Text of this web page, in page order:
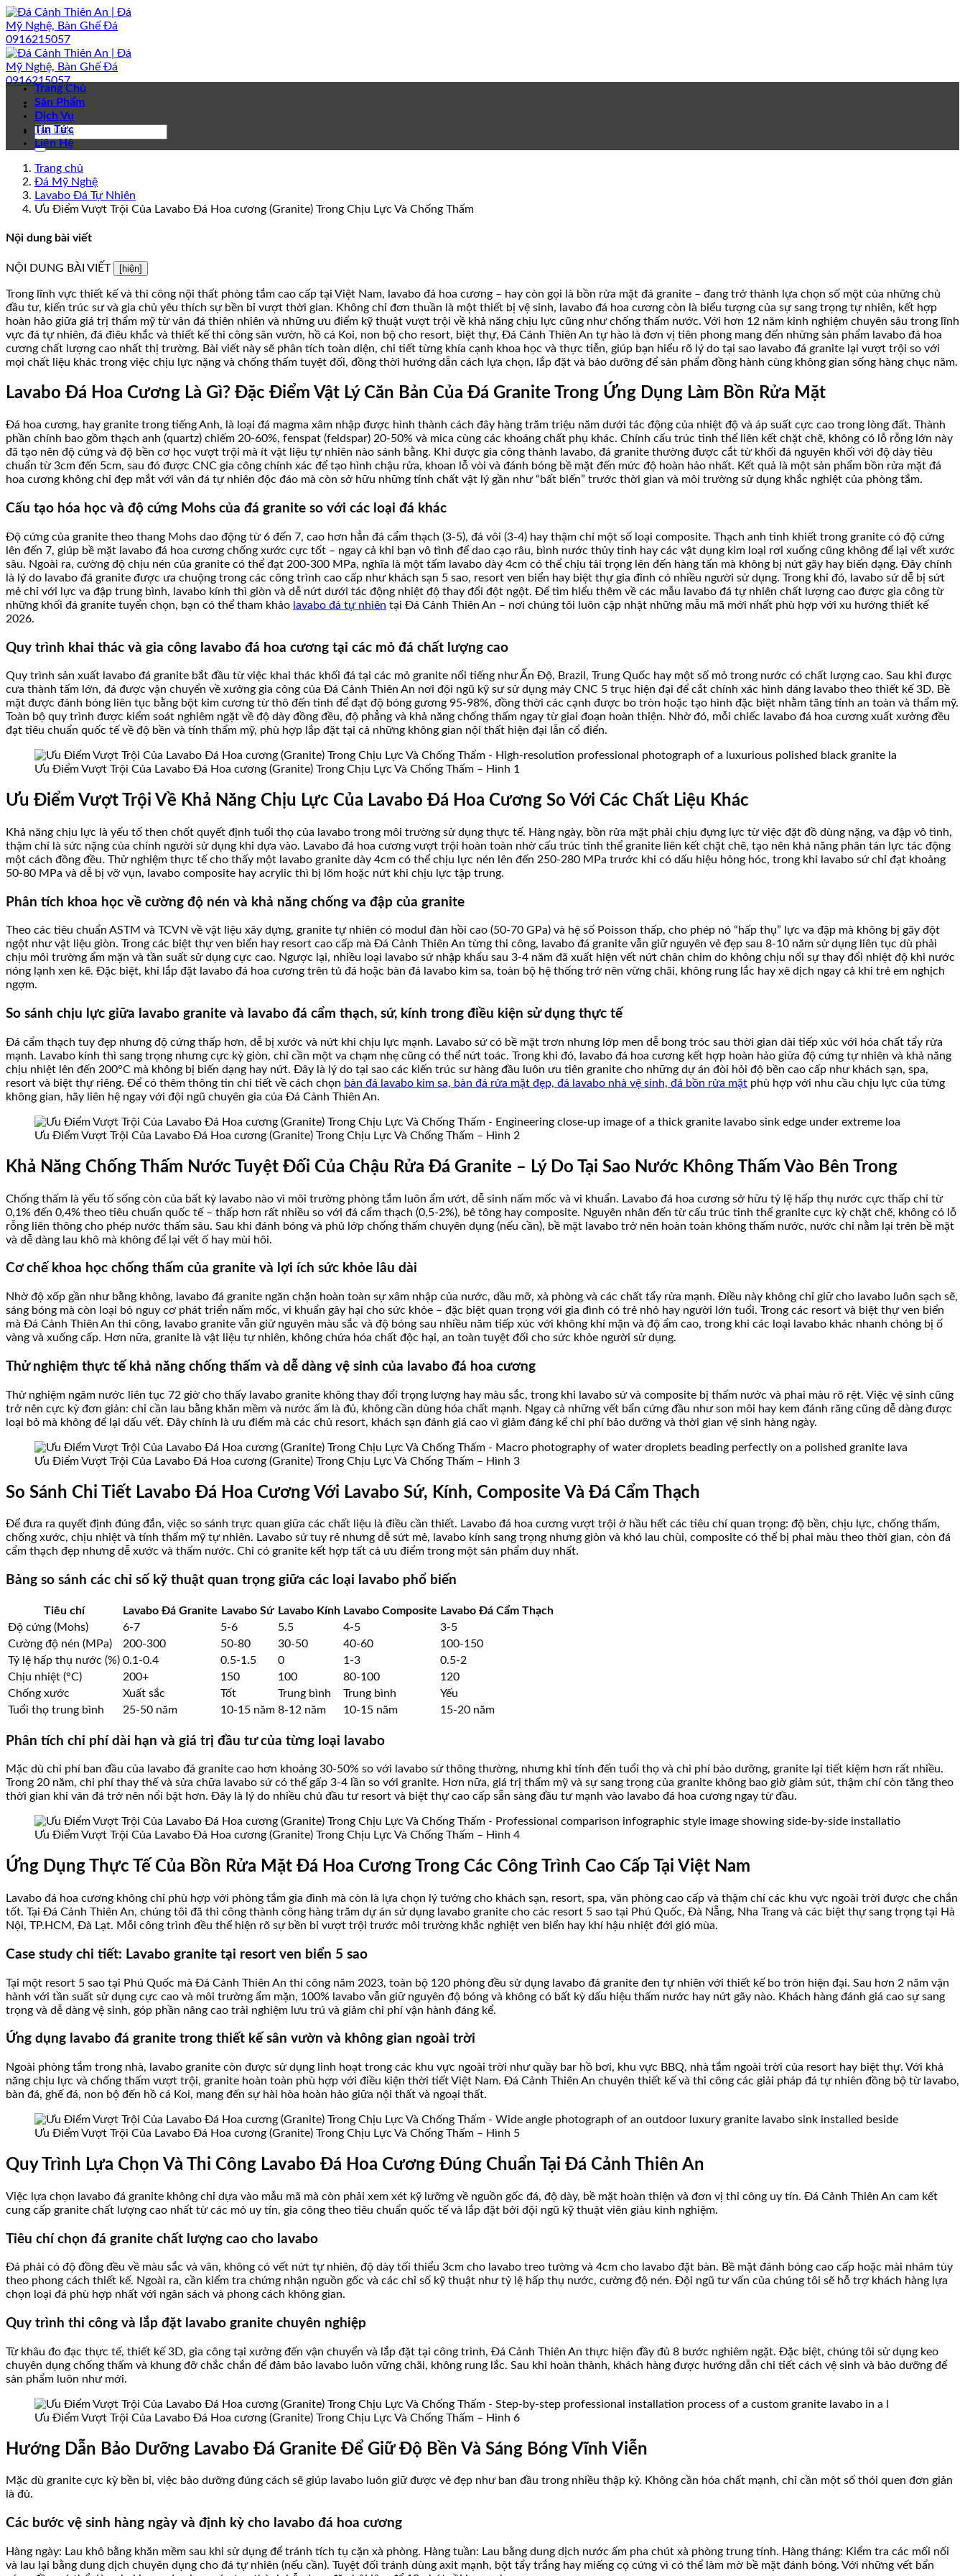
Bỏ
qua
nội
dung
Trang Chủ
Sản Phẩm
Dịch Vụ
Tin Tức
Liên Hệ
Trang chủ
Đá Mỹ Nghệ
Lavabo Đá Tự Nhiên
Ưu Điểm Vượt Trội Của Lavabo Đá Hoa cương (Granite) Trong Chịu Lực Và Chống Thấm
Nội dung bài viết
NỘI DUNG BÀI VIẾT [hiện]
Trong lĩnh vực thiết kế và thi công nội thất phòng tắm cao cấp tại Việt Nam, lavabo đá hoa cương – hay còn gọi là bồn rửa mặt đá granite – đang trở thành lựa chọn số một của những chủ
đầu tư, kiến trúc sư và gia chủ yêu thích sự bền bỉ vượt thời gian. Không chỉ đơn thuần là một thiết bị vệ sinh, lavabo đá hoa cương còn là biểu tượng của sự sang trọng tự nhiên, kết hợp
hoàn hảo giữa giá trị thẩm mỹ từ vân đá thiên nhiên và những ưu điểm kỹ thuật vượt trội về khả năng chịu lực cũng như chống thấm nước. Với hơn 12 năm kinh nghiệm chuyên sâu trong lĩnh
vực đá tự nhiên, đá điêu khắc và thiết kế thi công sân vườn, hồ cá Koi, non bộ cho resort, biệt thự, Đá Cảnh Thiên An tự hào là đơn vị tiên phong mang đến những sản phẩm lavabo đá hoa
cương chất lượng cao nhất thị trường. Bài viết này sẽ phân tích toàn diện, chi tiết từng khía cạnh khoa học và thực tiễn, giúp bạn hiểu rõ lý do tại sao lavabo đá granite lại vượt trội so với
mọi chất liệu khác trong việc chịu lực nặng và chống thấm tuyệt đối, đồng thời hướng dẫn cách lựa chọn, lắp đặt và bảo dưỡng để sản phẩm đồng hành cùng không gian sống hàng chục năm.
Lavabo Đá Hoa Cương Là Gì? Đặc Điểm Vật Lý Căn Bản Của Đá Granite Trong Ứng Dụng Làm Bồn Rửa Mặt
Đá hoa cương, hay granite trong tiếng Anh, là loại đá magma xâm nhập được hình thành cách đây hàng trăm triệu năm dưới tác động của nhiệt độ và áp suất cực cao trong lòng đất. Thành
phần chính bao gồm thạch anh (quartz) chiếm 20-60%, fenspat (feldspar) 20-50% và mica cùng các khoáng chất phụ khác. Chính cấu trúc tinh thể liên kết chặt chẽ, không có lỗ rỗng lớn này
đã tạo nên độ cứng và độ bền cơ học vượt trội mà ít vật liệu tự nhiên nào sánh bằng. Khi được gia công thành lavabo, đá granite thường được cắt từ khối đá nguyên khối với độ dày tiêu
chuẩn từ 3cm đến 5cm, sau đó được CNC gia công chính xác để tạo hình chậu rửa, khoan lỗ vòi và đánh bóng bề mặt đến mức độ hoàn hảo nhất. Kết quả là một sản phẩm bồn rửa mặt đá
hoa cương không chỉ đẹp mắt với vân đá tự nhiên độc đáo mà còn sở hữu những tính chất vật lý gần như “bất biến” trước thời gian và môi trường sử dụng khắc nghiệt của phòng tắm.
Cấu tạo hóa học và độ cứng Mohs của đá granite so với các loại đá khác
Độ cứng của granite theo thang Mohs dao động từ 6 đến 7, cao hơn hẳn đá cẩm thạch (3-5), đá vôi (3-4) hay thậm chí một số loại composite. Thạch anh tinh khiết trong granite có độ cứng
lên đến 7, giúp bề mặt lavabo đá hoa cương chống xước cực tốt – ngay cả khi bạn vô tình để dao cạo râu, bình nước thủy tinh hay các vật dụng kim loại rơi xuống cũng không để lại vết xước
sâu. Ngoài ra, cường độ chịu nén của granite có thể đạt 200-300 MPa, nghĩa là một tấm lavabo dày 4cm có thể chịu tải trọng lên đến hàng tấn mà không bị nứt gãy hay biến dạng. Đây chính
là lý do lavabo đá granite được ưa chuộng trong các công trình cao cấp như khách sạn 5 sao, resort ven biển hay biệt thự gia đình có nhiều người sử dụng. Trong khi đó, lavabo sứ dễ bị sứt
mẻ chỉ với lực va đập trung bình, lavabo kính thì giòn và dễ nứt dưới tác động nhiệt độ thay đổi đột ngột. Để tìm hiểu thêm về các mẫu lavabo đá tự nhiên chất lượng cao được gia công từ
những khối đá granite tuyển chọn, bạn có thể tham khảo lavabo đá tự nhiên tại Đá Cảnh Thiên An – nơi chúng tôi luôn cập nhật những mẫu mã mới nhất phù hợp với xu hướng thiết kế
2026.
Quy trình khai thác và gia công lavabo đá hoa cương tại các mỏ đá chất lượng cao
Quy trình sản xuất lavabo đá granite bắt đầu từ việc khai thác khối đá tại các mỏ granite nổi tiếng như Ấn Độ, Brazil, Trung Quốc hay một số mỏ trong nước có chất lượng cao. Sau khi được
cưa thành tấm lớn, đá được vận chuyển về xưởng gia công của Đá Cảnh Thiên An nơi đội ngũ kỹ sư sử dụng máy CNC 5 trục hiện đại để cắt chính xác hình dáng lavabo theo thiết kế 3D. Bề
mặt được đánh bóng liên tục bằng bột kim cương từ thô đến tinh để đạt độ bóng gương 95-98%, đồng thời các cạnh được bo tròn hoặc tạo hình đặc biệt nhằm tăng tính an toàn và thẩm mỹ.
Toàn bộ quy trình được kiểm soát nghiêm ngặt về độ dày đồng đều, độ phẳng và khả năng chống thấm ngay từ giai đoạn hoàn thiện. Nhờ đó, mỗi chiếc lavabo đá hoa cương xuất xưởng đều
đạt tiêu chuẩn quốc tế về độ bền và tính thẩm mỹ, phù hợp lắp đặt tại cả những không gian nội thất hiện đại lẫn cổ điển.
Ưu Điểm Vượt Trội Của Lavabo Đá Hoa cương (Granite) Trong Chịu Lực Và Chống Thấm – Hình 1
Ưu Điểm Vượt Trội Về Khả Năng Chịu Lực Của Lavabo Đá Hoa Cương So Với Các Chất Liệu Khác
Khả năng chịu lực là yếu tố then chốt quyết định tuổi thọ của lavabo trong môi trường sử dụng thực tế. Hàng ngày, bồn rửa mặt phải chịu đựng lực từ việc đặt đồ dùng nặng, va đập vô tình,
thậm chí là sức nặng của chính người sử dụng khi dựa vào. Lavabo đá hoa cương vượt trội hoàn toàn nhờ cấu trúc tinh thể granite liên kết chặt chẽ, tạo nên khả năng phân tán lực tác động
một cách đồng đều. Thử nghiệm thực tế cho thấy một lavabo granite dày 4cm có thể chịu lực nén lên đến 250-280 MPa trước khi có dấu hiệu hỏng hóc, trong khi lavabo sứ chỉ đạt khoảng
50-80 MPa và dễ bị vỡ vụn, lavabo composite hay acrylic thì bị lõm hoặc nứt khi chịu lực tập trung.
Phân tích khoa học về cường độ nén và khả năng chống va đập của granite
Theo các tiêu chuẩn ASTM và TCVN về vật liệu xây dựng, granite tự nhiên có modul đàn hồi cao (50-70 GPa) và hệ số Poisson thấp, cho phép nó “hấp thụ” lực va đập mà không bị gãy đột
ngột như vật liệu giòn. Trong các biệt thự ven biển hay resort cao cấp mà Đá Cảnh Thiên An từng thi công, lavabo đá granite vẫn giữ nguyên vẻ đẹp sau 8-10 năm sử dụng liên tục dù phải
chịu môi trường ẩm mặn và tần suất sử dụng cực cao. Ngược lại, nhiều loại lavabo sứ nhập khẩu sau 3-4 năm đã xuất hiện vết nứt chân chim do không chịu nổi sự thay đổi nhiệt độ khi nước
nóng lạnh xen kẽ. Đặc biệt, khi lắp đặt lavabo đá hoa cương trên tủ đá hoặc bàn đá lavabo kim sa, toàn bộ hệ thống trở nên vững chãi, không rung lắc hay xê dịch ngay cả khi trẻ em nghịch
ngợm.
So sánh chịu lực giữa lavabo granite và lavabo đá cẩm thạch, sứ, kính trong điều kiện sử dụng thực tế
Đá cẩm thạch tuy đẹp nhưng độ cứng thấp hơn, dễ bị xước và nứt khi chịu lực mạnh. Lavabo sứ có bề mặt trơn nhưng lớp men dễ bong tróc sau thời gian dài tiếp xúc với hóa chất tẩy rửa
mạnh. Lavabo kính thì sang trọng nhưng cực kỳ giòn, chỉ cần một va chạm nhẹ cũng có thể nứt toác. Trong khi đó, lavabo đá hoa cương kết hợp hoàn hảo giữa độ cứng tự nhiên và khả năng
chịu nhiệt lên đến 200°C mà không bị biến dạng hay nứt. Đây là lý do tại sao các kiến trúc sư hàng đầu luôn ưu tiên granite cho những dự án đòi hỏi độ bền cao cấp như khách sạn, spa,
resort và biệt thự riêng. Để có thêm thông tin chi tiết về cách chọn bàn đá lavabo kim sa, bàn đá rửa mặt đẹp, đá lavabo nhà vệ sinh, đá bồn rửa mặt phù hợp với nhu cầu chịu lực của từng
không gian, hãy liên hệ ngay với đội ngũ chuyên gia của Đá Cảnh Thiên An.
Ưu Điểm Vượt Trội Của Lavabo Đá Hoa cương (Granite) Trong Chịu Lực Và Chống Thấm – Hình 2
Khả Năng Chống Thấm Nước Tuyệt Đối Của Chậu Rửa Đá Granite – Lý Do Tại Sao Nước Không Thấm Vào Bên Trong
Chống thấm là yếu tố sống còn của bất kỳ lavabo nào vì môi trường phòng tắm luôn ẩm ướt, dễ sinh nấm mốc và vi khuẩn. Lavabo đá hoa cương sở hữu tỷ lệ hấp thụ nước cực thấp chỉ từ
0,1% đến 0,4% theo tiêu chuẩn quốc tế – thấp hơn rất nhiều so với đá cẩm thạch (0,5-2%), bê tông hay composite. Nguyên nhân đến từ cấu trúc tinh thể granite cực kỳ chặt chẽ, không có lỗ
rỗng liên thông cho phép nước thấm sâu. Sau khi đánh bóng và phủ lớp chống thấm chuyên dụng (nếu cần), bề mặt lavabo trở nên hoàn toàn không thấm nước, nước chỉ nằm lại trên bề mặt
và dễ dàng lau khô mà không để lại vết ố hay mùi hôi.
Cơ chế khoa học chống thấm của granite và lợi ích sức khỏe lâu dài
Nhờ độ xốp gần như bằng không, lavabo đá granite ngăn chặn hoàn toàn sự xâm nhập của nước, dầu mỡ, xà phòng và các chất tẩy rửa mạnh. Điều này không chỉ giữ cho lavabo luôn sạch sẽ,
sáng bóng mà còn loại bỏ nguy cơ phát triển nấm mốc, vi khuẩn gây hại cho sức khỏe – đặc biệt quan trọng với gia đình có trẻ nhỏ hay người lớn tuổi. Trong các resort và biệt thự ven biển
mà Đá Cảnh Thiên An thi công, lavabo granite vẫn giữ nguyên màu sắc và độ bóng sau nhiều năm tiếp xúc với không khí mặn và độ ẩm cao, trong khi các loại lavabo khác nhanh chóng bị ố
vàng và xuống cấp. Hơn nữa, granite là vật liệu tự nhiên, không chứa hóa chất độc hại, an toàn tuyệt đối cho sức khỏe người sử dụng.
Thử nghiệm thực tế khả năng chống thấm và dễ dàng vệ sinh của lavabo đá hoa cương
Thử nghiệm ngâm nước liên tục 72 giờ cho thấy lavabo granite không thay đổi trọng lượng hay màu sắc, trong khi lavabo sứ và composite bị thấm nước và phai màu rõ rệt. Việc vệ sinh cũng
trở nên cực kỳ đơn giản: chỉ cần lau bằng khăn mềm và nước ấm là đủ, không cần dùng hóa chất mạnh. Ngay cả những vết bẩn cứng đầu như son môi hay kem đánh răng cũng dễ dàng được
loại bỏ mà không để lại dấu vết. Đây chính là ưu điểm mà các chủ resort, khách sạn đánh giá cao vì giảm đáng kể chi phí bảo dưỡng và thời gian vệ sinh hàng ngày.
Ưu Điểm Vượt Trội Của Lavabo Đá Hoa cương (Granite) Trong Chịu Lực Và Chống Thấm – Hình 3
So Sánh Chi Tiết Lavabo Đá Hoa Cương Với Lavabo Sứ, Kính, Composite Và Đá Cẩm Thạch
Để đưa ra quyết định đúng đắn, việc so sánh trực quan giữa các chất liệu là điều cần thiết. Lavabo đá hoa cương vượt trội ở hầu hết các tiêu chí quan trọng: độ bền, chịu lực, chống thấm,
chống xước, chịu nhiệt và tính thẩm mỹ tự nhiên. Lavabo sứ tuy rẻ nhưng dễ sứt mẻ, lavabo kính sang trọng nhưng giòn và khó lau chùi, composite có thể bị phai màu theo thời gian, còn đá
cẩm thạch đẹp nhưng dễ xước và thấm nước. Chỉ có granite kết hợp tất cả ưu điểm trong một sản phẩm duy nhất.
Bảng so sánh các chỉ số kỹ thuật quan trọng giữa các loại lavabo phổ biến
Tiêu chí Lavabo Đá Granite Lavabo Sứ Lavabo Kính Lavabo Composite Lavabo Đá Cẩm Thạch
Độ cứng (Mohs)
6-7 5-6 5.5 4-5
3-5
Cường độ nén (MPa)
200-300 50-80 30-50 40-60
100-150
Tỷ lệ hấp thụ nước (%) 0.1-0.4 0.5-1.5 0 1-3
0.5-2
Chịu nhiệt (°C)
200+ 150 100 80-100
120
Chống xước
Xuất sắc Tốt Trung bình Trung bình
Yếu
Tuổi thọ trung bình
25-50 năm 10-15 năm 8-12 năm 10-15 năm 15-20 năm
Phân tích chi phí dài hạn và giá trị đầu tư của từng loại lavabo
Mặc dù chi phí ban đầu của lavabo đá granite cao hơn khoảng 30-50% so với lavabo sứ thông thường, nhưng khi tính đến tuổi thọ và chi phí bảo dưỡng, granite lại tiết kiệm hơn rất nhiều.
Trong 20 năm, chi phí thay thế và sửa chữa lavabo sứ có thể gấp 3-4 lần so với granite. Hơn nữa, giá trị thẩm mỹ và sự sang trọng của granite không bao giờ giảm sút, thậm chí còn tăng theo
thời gian khi vân đá trở nên nổi bật hơn. Đây là lý do nhiều chủ đầu tư resort và biệt thự cao cấp sẵn sàng đầu tư mạnh vào lavabo đá hoa cương ngay từ đầu.
Ưu Điểm Vượt Trội Của Lavabo Đá Hoa cương (Granite) Trong Chịu Lực Và Chống Thấm – Hình 4
Ứng Dụng Thực Tế Của Bồn Rửa Mặt Đá Hoa Cương Trong Các Công Trình Cao Cấp Tại Việt Nam
Lavabo đá hoa cương không chỉ phù hợp với phòng tắm gia đình mà còn là lựa chọn lý tưởng cho khách sạn, resort, spa, văn phòng cao cấp và thậm chí các khu vực ngoài trời được che chắn
tốt. Tại Đá Cảnh Thiên An, chúng tôi đã thi công thành công hàng trăm dự án sử dụng lavabo granite cho các resort 5 sao tại Phú Quốc, Đà Nẵng, Nha Trang và các biệt thự sang trọng tại Hà
Nội, TP.HCM, Đà Lạt. Mỗi công trình đều thể hiện rõ sự bền bỉ vượt trội trước môi trường khắc nghiệt ven biển hay khí hậu nhiệt đới gió mùa.
Case study chi tiết: Lavabo granite tại resort ven biển 5 sao
Tại một resort 5 sao tại Phú Quốc mà Đá Cảnh Thiên An thi công năm 2023, toàn bộ 120 phòng đều sử dụng lavabo đá granite đen tự nhiên với thiết kế bo tròn hiện đại. Sau hơn 2 năm vận
hành với tần suất sử dụng cực cao và môi trường ẩm mặn, 100% lavabo vẫn giữ nguyên độ bóng và không có bất kỳ dấu hiệu thấm nước hay nứt gãy nào. Khách hàng đánh giá cao sự sang
trọng và dễ dàng vệ sinh, góp phần nâng cao trải nghiệm lưu trú và giảm chi phí vận hành đáng kể.
Ứng dụng lavabo đá granite trong thiết kế sân vườn và không gian ngoài trời
Ngoài phòng tắm trong nhà, lavabo granite còn được sử dụng linh hoạt trong các khu vực ngoài trời như quầy bar hồ bơi, khu vực BBQ, nhà tắm ngoài trời của resort hay biệt thự. Với khả
năng chịu lực và chống thấm vượt trội, granite hoàn toàn phù hợp với điều kiện thời tiết Việt Nam. Đá Cảnh Thiên An chuyên thiết kế và thi công các giải pháp đá tự nhiên đồng bộ từ lavabo,
bàn đá, ghế đá, non bộ đến hồ cá Koi, mang đến sự hài hòa hoàn hảo giữa nội thất và ngoại thất.
Ưu Điểm Vượt Trội Của Lavabo Đá Hoa cương (Granite) Trong Chịu Lực Và Chống Thấm – Hình 5
Quy Trình Lựa Chọn Và Thi Công Lavabo Đá Hoa Cương Đúng Chuẩn Tại Đá Cảnh Thiên An
Việc lựa chọn lavabo đá granite không chỉ dựa vào mẫu mã mà còn phải xem xét kỹ lưỡng về nguồn gốc đá, độ dày, bề mặt hoàn thiện và đơn vị thi công uy tín. Đá Cảnh Thiên An cam kết
cung cấp granite chất lượng cao nhất từ các mỏ uy tín, gia công theo tiêu chuẩn quốc tế và lắp đặt bởi đội ngũ kỹ thuật viên giàu kinh nghiệm.
Tiêu chí chọn đá granite chất lượng cao cho lavabo
Đá phải có độ đồng đều về màu sắc và vân, không có vết nứt tự nhiên, độ dày tối thiểu 3cm cho lavabo treo tường và 4cm cho lavabo đặt bàn. Bề mặt đánh bóng cao cấp hoặc mài nhám tùy
theo phong cách thiết kế. Ngoài ra, cần kiểm tra chứng nhận nguồn gốc và các chỉ số kỹ thuật như tỷ lệ hấp thụ nước, cường độ nén. Đội ngũ tư vấn của chúng tôi sẽ hỗ trợ khách hàng lựa
chọn loại đá phù hợp nhất với ngân sách và phong cách không gian.
Quy trình thi công và lắp đặt lavabo granite chuyên nghiệp
Từ khâu đo đạc thực tế, thiết kế 3D, gia công tại xưởng đến vận chuyển và lắp đặt tại công trình, Đá Cảnh Thiên An thực hiện đầy đủ 8 bước nghiêm ngặt. Đặc biệt, chúng tôi sử dụng keo
chuyên dụng chống thấm và khung đỡ chắc chắn để đảm bảo lavabo luôn vững chãi, không rung lắc. Sau khi hoàn thành, khách hàng được hướng dẫn chi tiết cách vệ sinh và bảo dưỡng để
sản phẩm luôn như mới.
Ưu Điểm Vượt Trội Của Lavabo Đá Hoa cương (Granite) Trong Chịu Lực Và Chống Thấm – Hình 6
Hướng Dẫn Bảo Dưỡng Lavabo Đá Granite Để Giữ Độ Bền Và Sáng Bóng Vĩnh Viễn
Mặc dù granite cực kỳ bền bỉ, việc bảo dưỡng đúng cách sẽ giúp lavabo luôn giữ được vẻ đẹp như ban đầu trong nhiều thập kỷ. Không cần hóa chất mạnh, chỉ cần một số thói quen đơn giản
là đủ.
Các bước vệ sinh hàng ngày và định kỳ cho lavabo đá hoa cương
Hàng ngày: Lau khô bằng khăn mềm sau khi sử dụng để tránh tích tụ cặn xà phòng. Hàng tuần: Lau bằng dung dịch nước ấm pha chút xà phòng trung tính. Hàng tháng: Kiểm tra các mối nối
và lau lại bằng dung dịch chuyên dụng cho đá tự nhiên (nếu cần). Tuyệt đối tránh dùng axit mạnh, bột tẩy trắng hay miếng cọ cứng vì có thể làm mờ bề mặt đánh bóng. Với những vết bẩn